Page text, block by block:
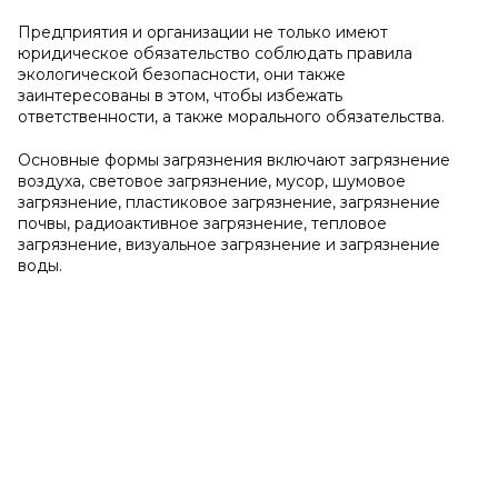
Предприятия и организации не только имеют
юридическое обязательство соблюдать правила
экологической безопасности, они также
заинтересованы в этом, чтобы избежать
ответственности, а также морального обязательства.
Основные формы загрязнения включают загрязнение
воздуха, световое загрязнение, мусор, шумовое
загрязнение, пластиковое загрязнение, загрязнение
почвы, радиоактивное загрязнение, тепловое
загрязнение, визуальное загрязнение и загрязнение
воды.